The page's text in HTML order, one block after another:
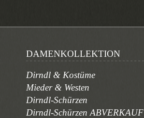
DAMENKOLLEKTION
Dirndl & Kostüme
Mieder & Westen
Dirndl-Schürzen
Dirndl-Schürzen ABVERKAUF